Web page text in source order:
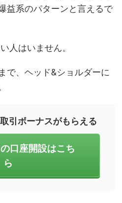
益系のパターンと言えるで
人はいません。
で、ヘッド&ショルダーに
引ボーナスがもらえる
口座開設はこち
ら